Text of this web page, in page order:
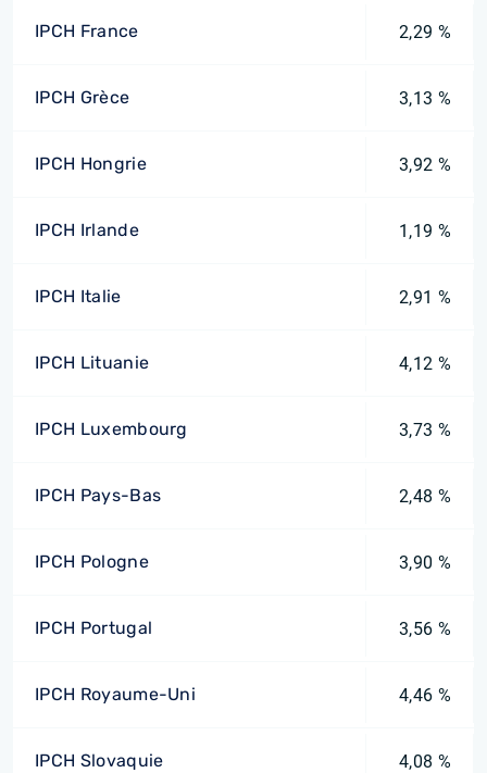
IPCH France 2,29 %
IPCH Grèce 3,13 %
IPCH Hongrie 3,92 %
IPCH Irlande 1,19 %
IPCH Italie 2,91 %
IPCH Lituanie 4,12 %
IPCH Luxembourg 3,73 %
IPCH Pays-Bas 2,48 %
IPCH Pologne 3,90 %
IPCH Portugal 3,56 %
IPCH Royaume-Uni 4,46 %
IPCH Slovaquie 4,08 %